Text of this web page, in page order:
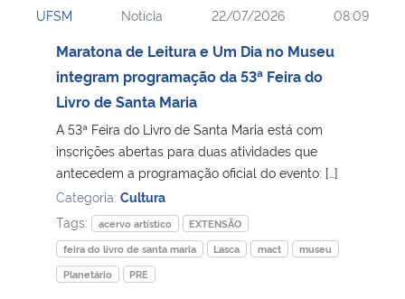
Ministério da Cidadania
Ministério de Minas e Energia
Ministério da Ciência, Tecnologia, Inovações e Comunicações
Ministério do Meio Ambiente
Ministério do Turismo
UFSM Notícia 22/07/2026 08:09
Maratona de Leitura e Um Dia no Museu
integram programação da 53ª Feira do
Livro de Santa Maria
A 53ª Feira do Livro de Santa Maria está com
inscrições abertas para duas atividades que
antecedem a programação oficial do evento: […]
Categoria: Cultura
Tags:
acervo artístico
EXTENSÃO
feira do livro de santa maria
Lasca mact
museu
Planetário
PRE